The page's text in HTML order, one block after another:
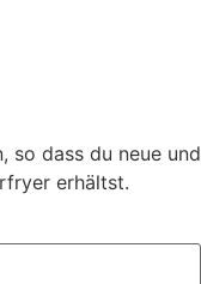
so dass du neue und
erhältst.